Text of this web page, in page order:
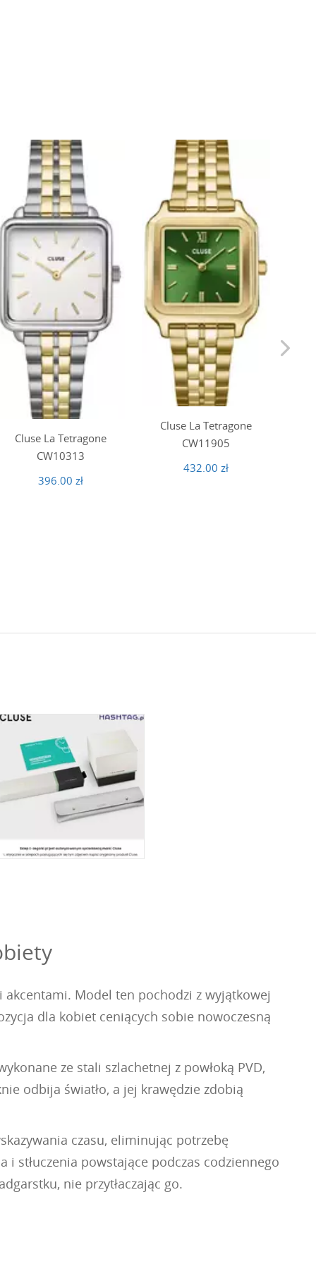
Cluse La Tetragone
CW10313
396.00 zł
Cluse La Tetragone
CW11905
432.00 zł
akcentami. Model ten pochodzi z wyjątkowej
dla kobiet ceniących sobie nowoczesną
ze stali szlachetnej z powłoką PVD,
odbija światło, a jej krawędzie zdobią
czasu, eliminując potrzebę
i stłuczenia powstające podczas codziennego
nie przytłaczając go.